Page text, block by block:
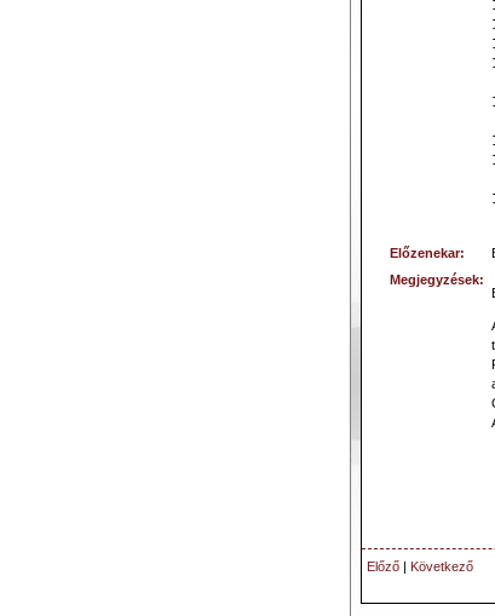
Előzenekar:
Megjegyzések:
Előző | Következő